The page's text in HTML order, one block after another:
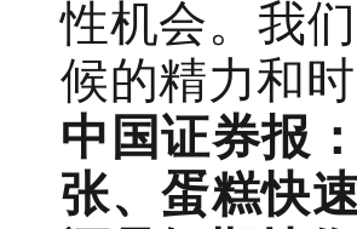
性机会。我
候的精力和
中国证券报
张、蛋糕快